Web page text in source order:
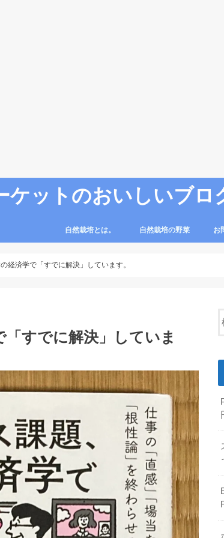
ットのおいしいブロ
自然栽培とは。 自然栽培の野菜 お
経済学で「すでに解決」しています。
すでに解決」していま